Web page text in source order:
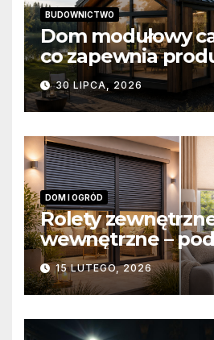
BUDOWNICTWO
Dom modułowy
co zapewnia
domów
30 LIPCA, 2026
DOM I OGRÓD
Rolety
wewnętrzne –
różnice
funkcjonalne
15 LUTEGO, 2026